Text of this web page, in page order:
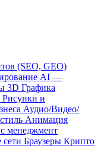
(SEO, GEO)
AI —
3D Графика
Рисунки и
Аудио/Видео/
Анимация
менеджмент
Браузеры Крипто